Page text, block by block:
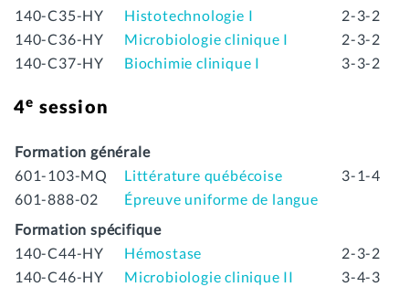
140-C35-HY Histotechnologie I
2-3-2
140-C36-HY
Microbiologie clinique I
2-3-2
140-C37-HY
Biochimie clinique I 3-3-2
4e session
Formation générale
601-103-MQ
Littérature québécoise
3-1-4
601-888-02
Épreuve uniforme de langue
Formation spécifique
140-C44-HY
Hémostase
2-3-2
140-C46-HY
Microbiologie clinique II
3-4-3